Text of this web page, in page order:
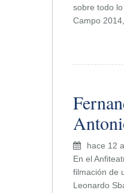
sobre todo
Campo
hace 12
En el
filmación de
Leonardo